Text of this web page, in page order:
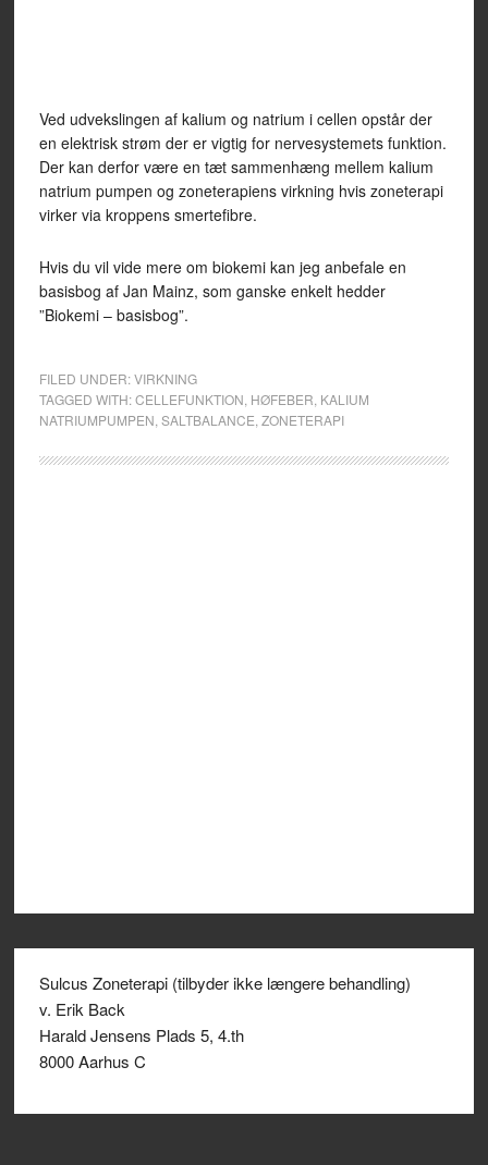
Ved udvekslingen af kalium og natrium i cellen opstår der
en elektrisk strøm der er vigtig for nervesystemets funktion.
Der kan derfor være en tæt sammenhæng mellem kalium
natrium pumpen og zoneterapiens virkning hvis zoneterapi
virker via kroppens smertefibre.
Hvis du vil vide mere om biokemi kan jeg anbefale en
basisbog af Jan Mainz, som ganske enkelt hedder
”Biokemi – basisbog”.
FILED UNDER:VIRKNING
TAGGED WITH:CELLEFUNKTION HØFEBER KALIUM
NATRIUMPUMPEN SALTBALANCE ZONETERAPI
Sulcus Zoneterapi (tilbyder ikke længere behandling)
v. Erik Back
Harald Jensens Plads 5, 4.th
8000 Aarhus C